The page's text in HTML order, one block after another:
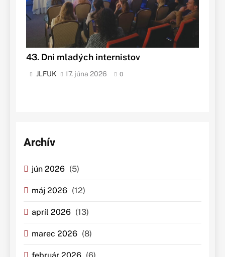
43. Dni mladých internistov
JLFUK 17. júna 2026 0
Archív
jún 2026 (5)
máj 2026 (12)
apríl 2026 (13)
marec 2026 (8)
február 2026 (6)